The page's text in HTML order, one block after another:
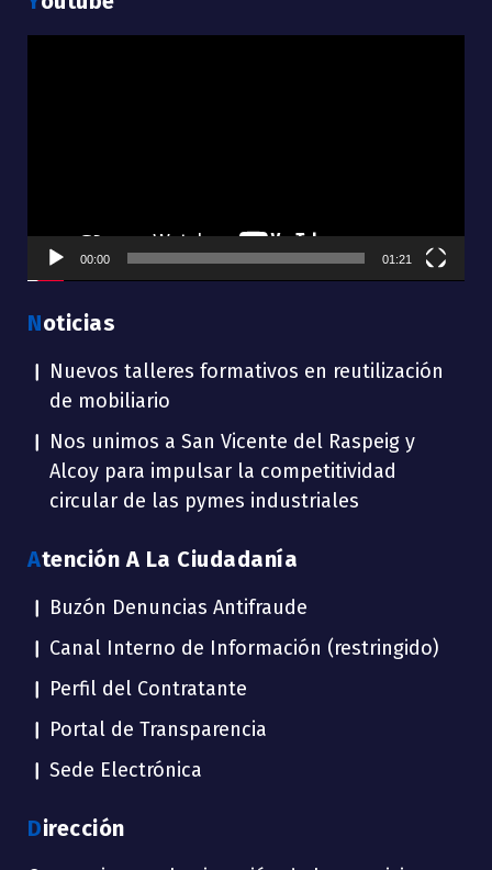
00:00 01:21
Noticias
Nuevos talleres formativos en reutilización
de mobiliario
Nos unimos a San Vicente del Raspeig y
Alcoy para impulsar la competitividad
circular de las pymes industriales
Atención A La Ciudadanía
Buzón Denuncias Antifraude
Canal Interno de Información (restringido)
Perfil del Contratante
Portal de Transparencia
Sede Electrónica
Dirección